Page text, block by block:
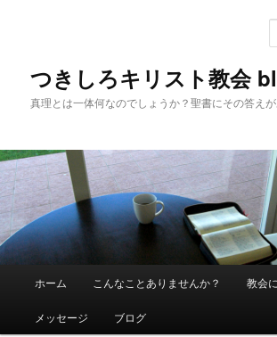
つきしろキリスト教会
真理とは一体何なのでしょうか？聖書にその答えが
メインコンテンツへ移動
サブコンテンツへ移動
ホーム こんなことありませんか？ 教会
メッセージ ブログ